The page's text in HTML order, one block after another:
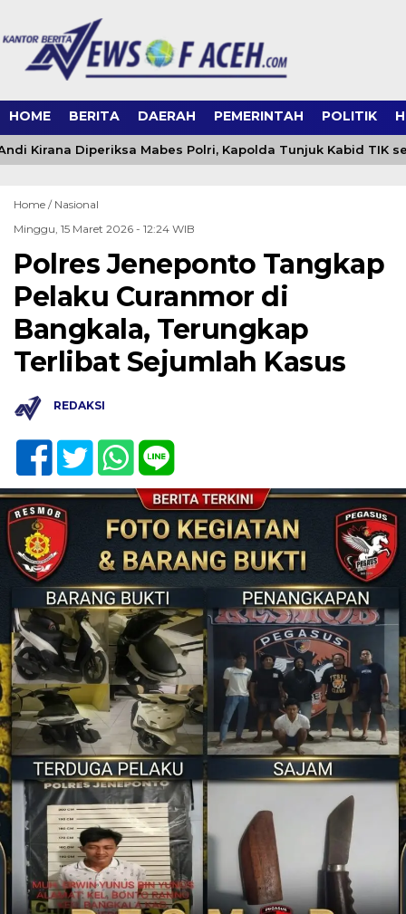
HOME BERITA DAERAH PEMERINTAH POLITIK
Kirana Diperiksa Mabes Polri, Kapolda Tunjuk Kabid TIK
Home / Nasional
Minggu, 15 Maret 2026 - 12:24 WIB
Polres Jeneponto Tangkap
Pelaku Curanmor di
Bangkala, Terungkap
Terlibat Sejumlah Kasus
REDAKSI